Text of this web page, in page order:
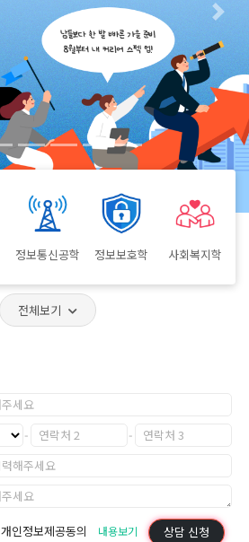
Next
정보통신공학 정보보호학 사회복지학
전체보기
개인정보제공동의 내용보기 상담 신청